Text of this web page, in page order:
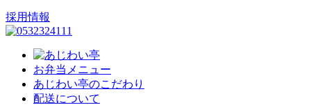
採用情報
お弁当メニュー
あじわい亭のこだわり
配送について